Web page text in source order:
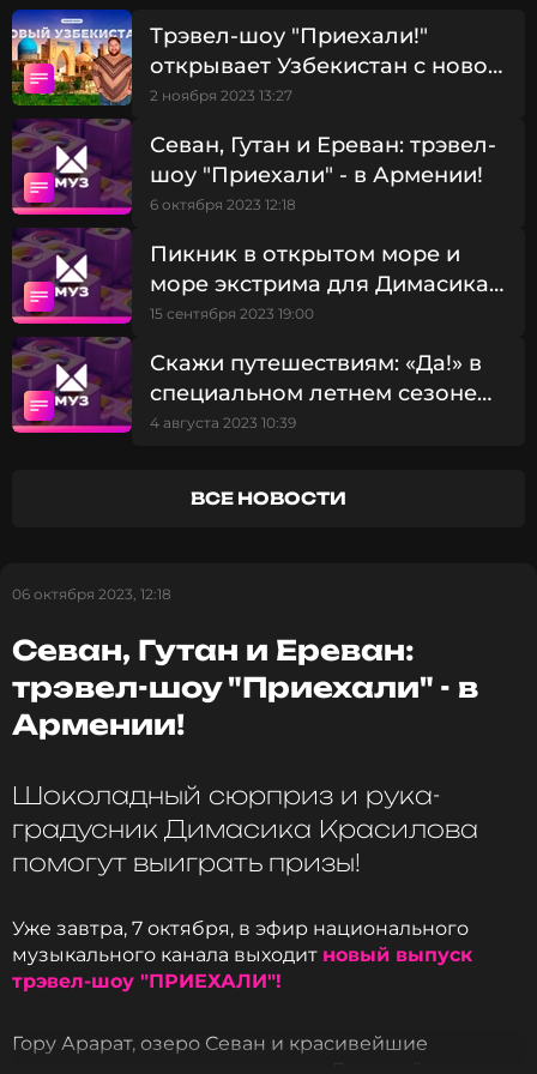
ответы не получится – каждый из них связан с
происходящим в шоу.
Если не получится увидеть премьеру – смотри
повторы!
Шоумен, Ведущий канала
Биография, последние новости
и многое другое >
Трэвел-шоу "Приехали!"
открывает Узбекистан с новой
стороны!
2 ноября 2023 13:27
Севан, Гутан и Ереван: трэвел-
шоу "Приехали" - в Армении!
6 октября 2023 12:18
Пикник в открытом море и
море экстрима для Димасика
Красилова в новом выпуске
15 сентября 2023 19:00
Скажи путешествиям: «Да!» в
специальном летнем сезоне
тревел-шоу «Приехали!» на
4 августа 2023 10:39
ВСЕ НОВОСТИ
06 октября 2023, 12:18
Севан, Гутан и Ереван:
трэвел-шоу "Приехали" - в
Армении!
Шоколадный сюрприз и рука-
градусник Димасика Красилова
помогут выиграть призы!
Уже завтра, 7 октября, в эфир национального
музыкального канала выходит новый выпуск
трэвел-шоу "ПРИЕХАЛИ"!
Гору Арарат, озеро Севан и красивейшие